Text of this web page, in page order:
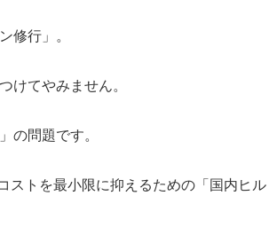
修行」。
けてやみません。
の問題です。
ストを最小限に抑えるための「国内ヒル